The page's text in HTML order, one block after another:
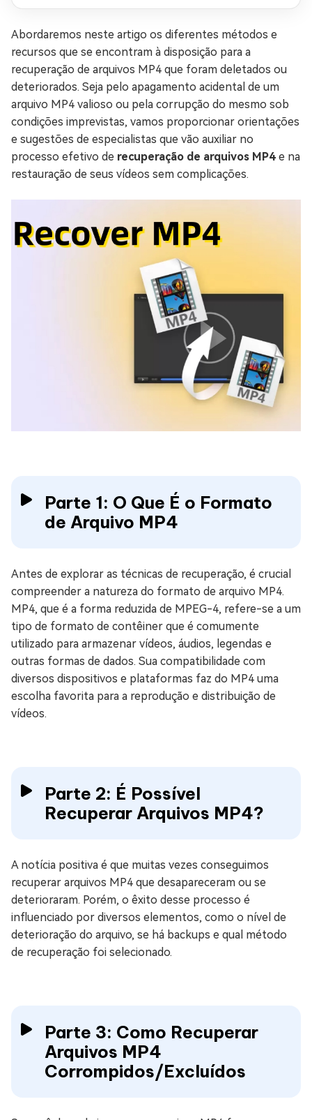
Abordaremos neste artigo os diferentes métodos e
recursos que se encontram à disposição para a
recuperação de arquivos MP4 que foram deletados ou
deteriorados. Seja pelo apagamento acidental de um
arquivo MP4 valioso ou pela corrupção do mesmo sob
condições imprevistas, vamos proporcionar orientações
e sugestões de especialistas que vão auxiliar no
processo efetivo de recuperação de arquivos MP4 e na
restauração de seus vídeos sem complicações.
Parte 1: O Que É o Formato
de Arquivo MP4
Antes de explorar as técnicas de recuperação, é crucial
compreender a natureza do formato de arquivo MP4.
MP4, que é a forma reduzida de MPEG-4, refere-se a um
tipo de formato de contêiner que é comumente
utilizado para armazenar vídeos, áudios, legendas e
outras formas de dados. Sua compatibilidade com
diversos dispositivos e plataformas faz do MP4 uma
escolha favorita para a reprodução e distribuição de
vídeos.
Parte 2: É Possível
Recuperar Arquivos MP4?
A notícia positiva é que muitas vezes conseguimos
recuperar arquivos MP4 que desapareceram ou se
deterioraram. Porém, o êxito desse processo é
influenciado por diversos elementos, como o nível de
deterioração do arquivo, se há backups e qual método
de recuperação foi selecionado.
Parte 3: Como Recuperar
Arquivos MP4
Corrompidos/Excluídos